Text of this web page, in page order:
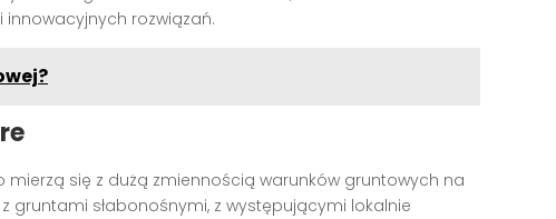
rozwiązań.
mierzą się z dużą zmiennością warunków gruntowych na
gruntami słabonośnymi, z występującymi lokalnie